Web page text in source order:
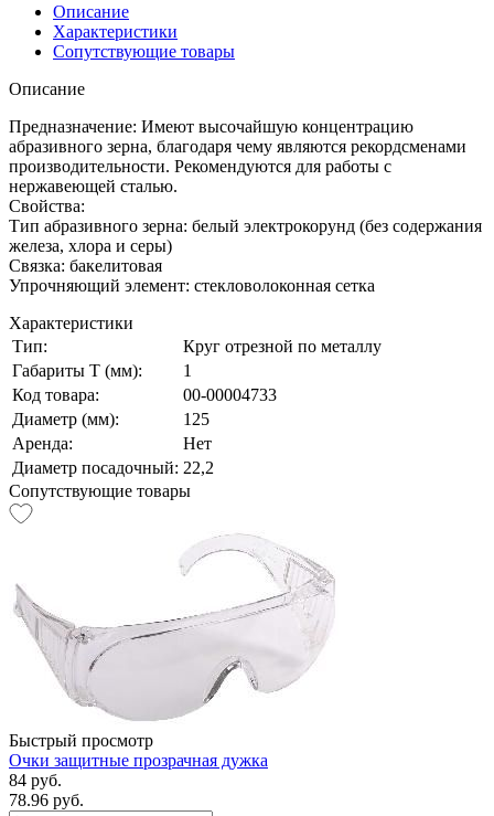
Описание
Характеристики
Сопутствующие товары
Описание
Предназначение: Имеют высочайшую концентрацию
абразивного зерна, благодаря чему являются рекордсменами
производительности. Рекомендуются для работы с
нержавеющей сталью.
Свойства:
Тип абразивного зерна: белый электрокорунд (без содержания
железа, хлора и серы)
Связка: бакелитовая
Упрочняющий элемент: стекловолоконная сетка
Характеристики
Тип:
Круг отрезной по металлу
Габариты Т (мм):
1
Код товара:
00-00004733
Диаметр (мм):
125
Аренда:
Нет
Диаметр посадочный: 22,2
Сопутствующие товары
Быстрый просмотр
Очки защитные прозрачная дужка
84 руб.
78.96 руб.